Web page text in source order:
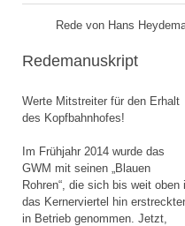
Rede von Hans
Redemanuskript
Werte Mitstreiter für den Erhalt
des Kopfbahnhofes!
Im Frühjahr 2014 wurde das
GWM mit seinen „Blauen
Rohren“, die sich bis weit oben
das Kernerviertel hin
in Betrieb genommen. Jetzt,